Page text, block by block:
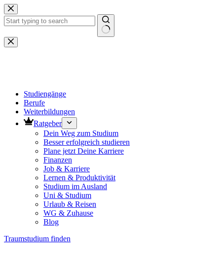
Zum
Inhalt
springen
Keine
Ergebnisse
Studiengänge
Berufe
Weiterbildungen
Ratgeber
Dein Weg zum Studium
Besser erfolgreich studieren
Plane jetzt Deine Karriere
Finanzen
Job & Karriere
Lernen & Produktivität
Studium im Ausland
Uni & Studium
Urlaub & Reisen
WG & Zuhause
Blog
Traumstudium finden